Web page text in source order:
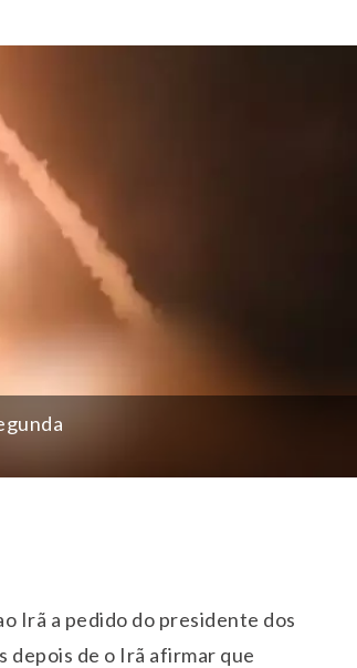
Irã a pedido do presidente dos
depois de o Irã afirmar que